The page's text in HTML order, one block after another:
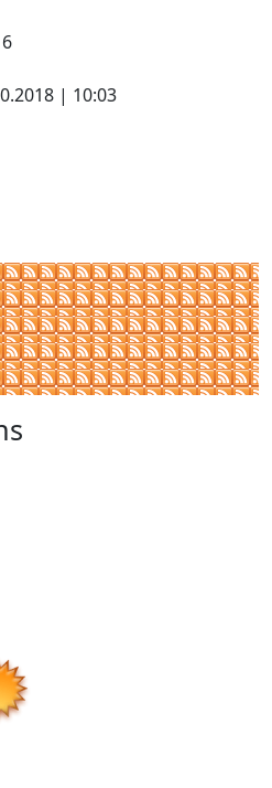
| 10:03